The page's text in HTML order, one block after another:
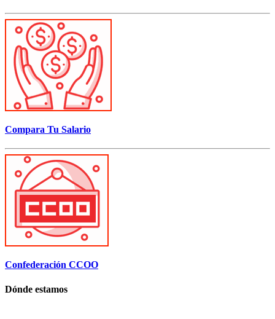
Compara Tu Salario
Confederación CCOO
Dónde estamos